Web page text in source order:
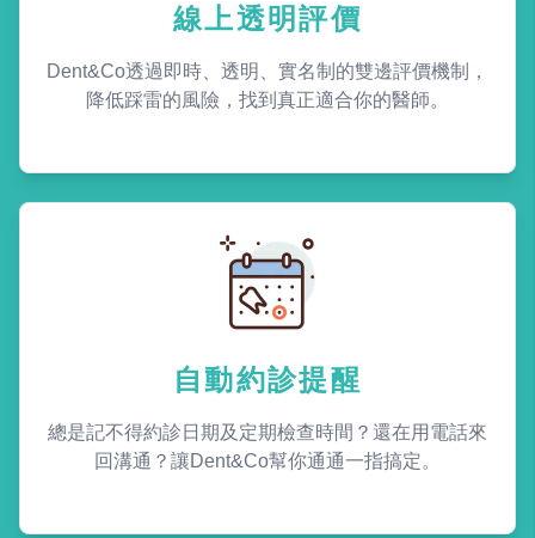
線上透明評價
Dent&Co透過即時、透明、實名制的雙邊評價機制，
降低踩雷的風險，找到真正適合你的醫師。
自動約診提醒
總是記不得約診日期及定期檢查時間？還在用電話來
回溝通？讓Dent&Co幫你通通一指搞定。